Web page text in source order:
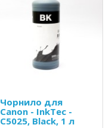
Чорнило для
Canon - InkTec -
C5025, Black, 1 л